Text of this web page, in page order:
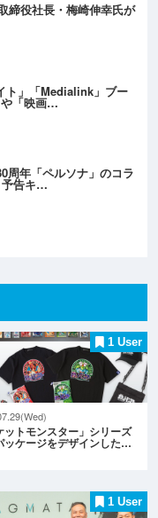
締役社長・梅崎伸幸氏が
ト」「Medialink」ブー
「映画…
周年「ペルソナ」のコラ
予告キ…
1 User
ットモンスター」シリーズ
ッケージをデザインした…
1 User